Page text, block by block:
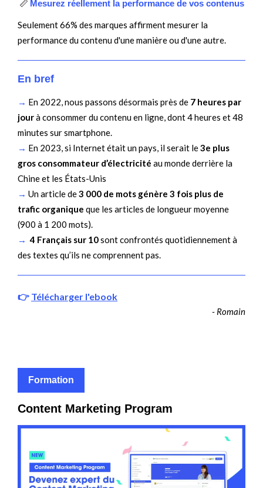
📏 Mesurez réellement la performance de vos contenus
Seulement 66% des marques affirment mesurer la
performance du contenu d'une manière ou d'une autre.
En bref
→ En 2022, nous passons désormais près de 7 heures par
jourà consommer du contenu en ligne, dont 4 heures et 48
minutes sur smartphone.
→ En 2023, si Internet était un pays, il serait le3e plus
gros consommateur d’électricité au monde derrière la
Chine et les États-Unis
→ Un article de3 000 de mots génère 3 fois plus de
trafic organique que les articles de longueur moyenne
(900 à 1 200 mots).
→ 4 Français sur 10sont confrontés quotidiennement à
des textes qu’ils ne comprennent pas.
👉 Télécharger l'ebook
- Romain
Formation
Content Marketing Program